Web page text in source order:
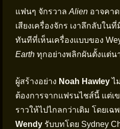
แฟนๆ จักรวาล Alien อาจคา
เสียงเครื่องจักร เงาลึกลับใ
ทันทีที่เห็นเครื่องแบบของ
Earth ทุกอย่างพลิกผันตั้งแต่น
ผู้สร้างอย่าง Noah Hawleyไ
ต้องการจากแฟรนไชส์นี้ แต่เ
ราวให้ไปไกลกว่าเดิม โดยเ
Wendy รับบทโดย Sydney